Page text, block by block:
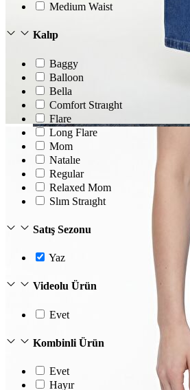
Jean
Öne Çıkanlar
Kadın Jean
Ceket
Elbise
Erkek Jean
Pantolon
Gömlek
Medium Waist
Kalıp
Baggy
Balloon
Bella
Comfort Straıght
Flare
Long Flare
Mom
Natalıe
Regular
Relaxed Mom
Slım Straıght
Satış Sezonu
Yaz
Videolu Ürün
Evet
Kombinli Ürün
Evet
Hayır